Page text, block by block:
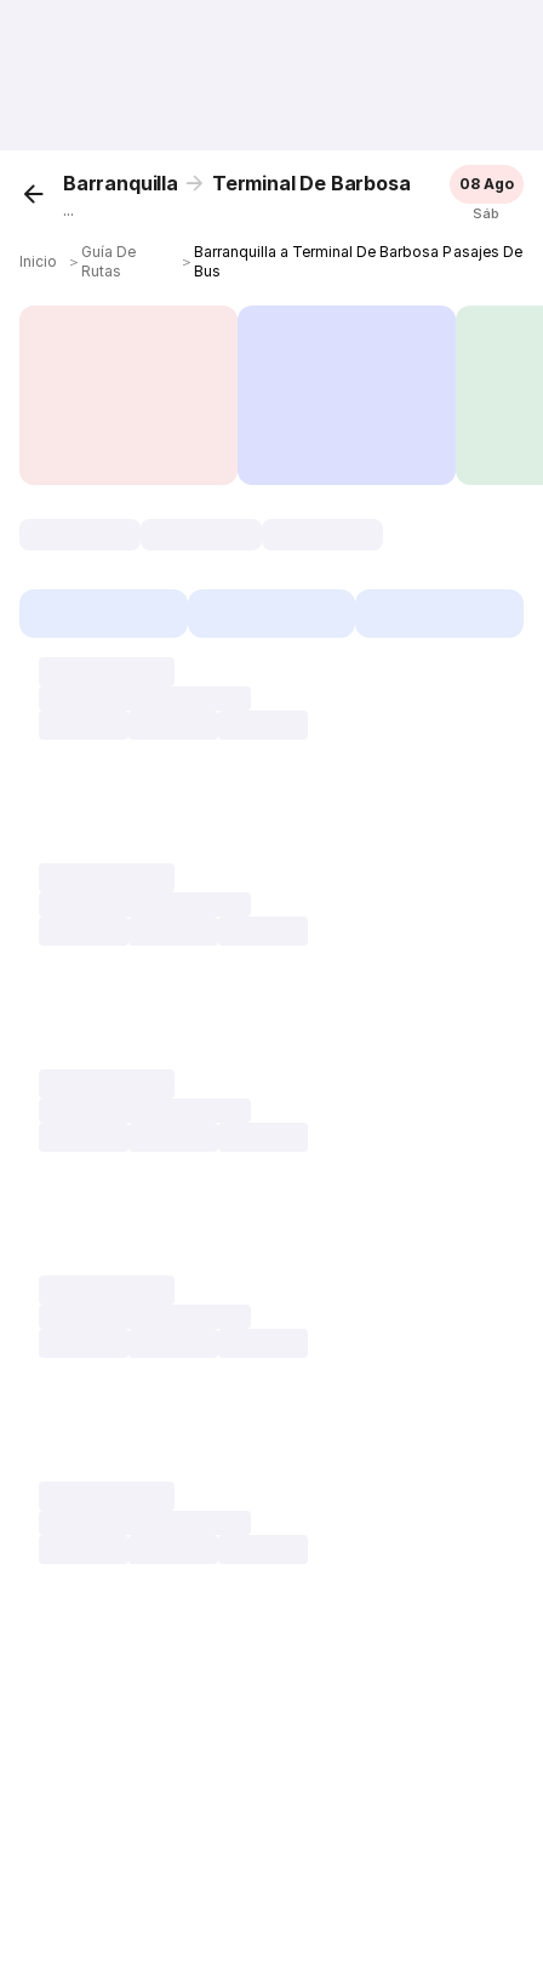
Barranquilla Terminal De Barbosa
...
08 Ago
Sáb
Inicio ＞
Guía De
Rutas
＞
Barranquilla a Terminal De Barbosa Pasajes De
Bus